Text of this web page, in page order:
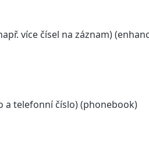
více čísel na záznam)
a telefonní číslo) (phonebook)